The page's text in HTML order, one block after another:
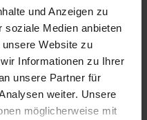
und Anzeigen zu
soziale Medien anbieten
Website zu
Informationen zu Ihrer
unsere Partner für
weiter. Unsere
möglicherweise mit